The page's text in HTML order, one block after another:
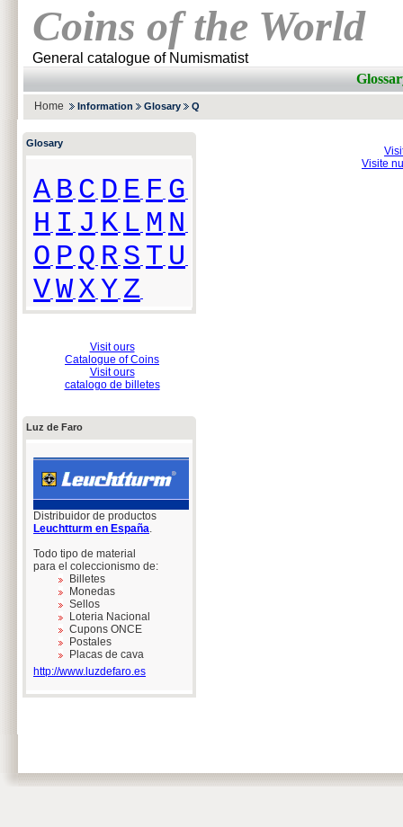
Coins of the World
General catalogue of Numismatist
Home Information Glosary Q
Glosary
A B C D E F G
H I J K L M N
O P Q RS T U
VWXYZ
Visit ours
Catalogue of Coins
Visit ours
catalogo de billetes
Luz de Faro
Distribuidor de productos
Leuchtturm en España.
Todo tipo de material
para el coleccionismo de:
Billetes
Monedas
Sellos
Loteria Nacional
Cupons ONCE
Postales
Placas de cava
http://www.luzdefaro.es
Visite